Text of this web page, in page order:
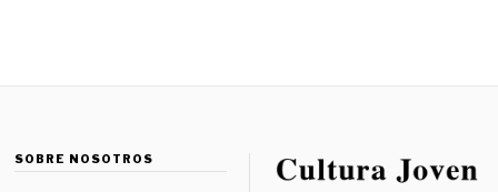
SOBRE NOSOTROS